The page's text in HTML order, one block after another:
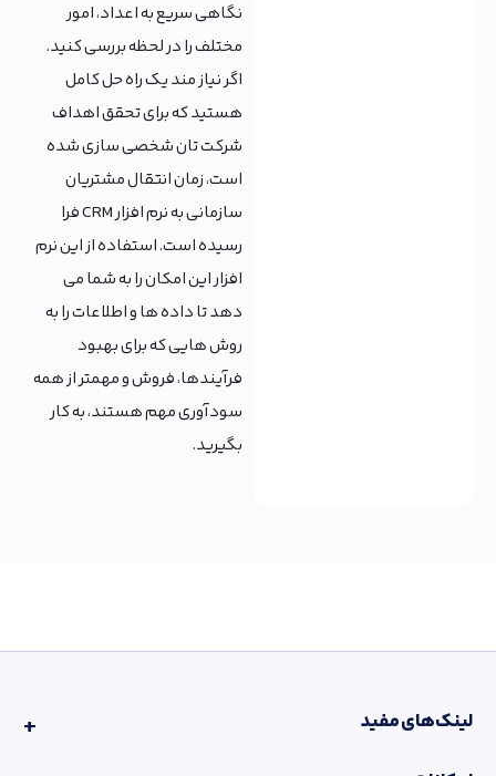
نگاهی سریع به اعداد، امور
مختلف را در لحظه بررسی کنید.
اگر نیاز مند یک راه حل کامل
هستید که برای تحقق اهداف
شرکت تان شخصی سازی شده
است، زمان انتقال مشتریان
سازمانی به نرم افزار CRM فرا
رسیده است. استفاده از این نرم
افزار این امکان را به شما می
دهد تا داده ها و اطلاعات را به
روش هایی که برای بهبود
فرآیندها، فروش و مهمتر از همه
سودآوری مهم هستند، به کار
بگیرید.
لینک‌های مفید